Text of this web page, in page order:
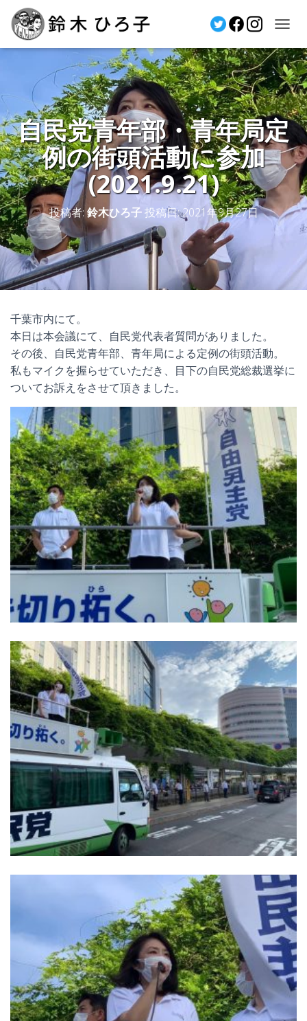
ビ
ゲ
ー
シ
ョ
ン
を
切
り
替
自民党青年部・青年局定
例の街頭活動に参加
(2021.9.21)
投稿者: 鈴木ひろ子投稿日:2021年9月27日
千葉市内にて。
本日は本会議にて、自民党代表者質問がありました。
その後、自民党青年部、青年局による定例の街頭活動。
私もマイクを握らせていただき、目下の自民党総裁選挙に
ついてお訴えをさせて頂きました。